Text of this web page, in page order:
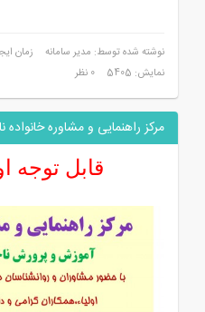
نوشته شده توسط: مدیر سامانه زمان ایجاد: 1399/
نمایش: 5405
0 نظر
مرکز راهنمایی و مشاوره خانواده
قابل توجه